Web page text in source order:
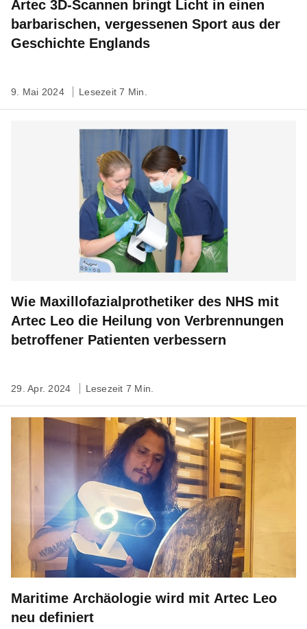
Artec 3D-Scannen bringt Licht in einen
barbarischen, vergessenen Sport aus der
Geschichte Englands
9. Mai 2024 Lesezeit 7 Min.
Wie Maxillofazialprothetiker des NHS mit
Artec Leo die Heilung von Verbrennungen
betroffener Patienten verbessern
29. Apr. 2024 Lesezeit 7 Min.
Maritime Archäologie wird mit Artec Leo
neu definiert